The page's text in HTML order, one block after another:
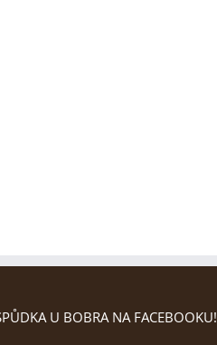
U BOBRA NA FACEBOOKU!